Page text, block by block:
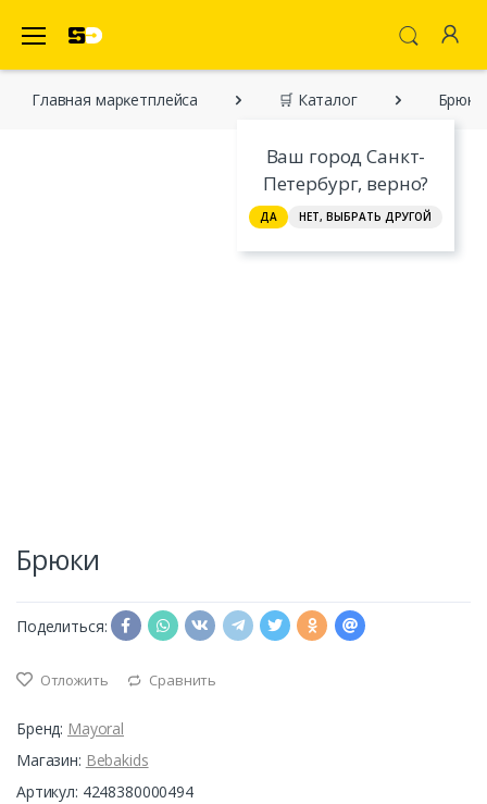
Ваш город Санкт-
Петербург, верно?
ДА НЕТ, ВЫБРАТЬ ДРУГОЙ
Главная марĸетплейса 🛒 Каталог Брюки
Брюки
Поделиться:
Отложить Сравнить
Бренд: Mayoral
Магазин: Bebakids
Артикул: 4248380000494